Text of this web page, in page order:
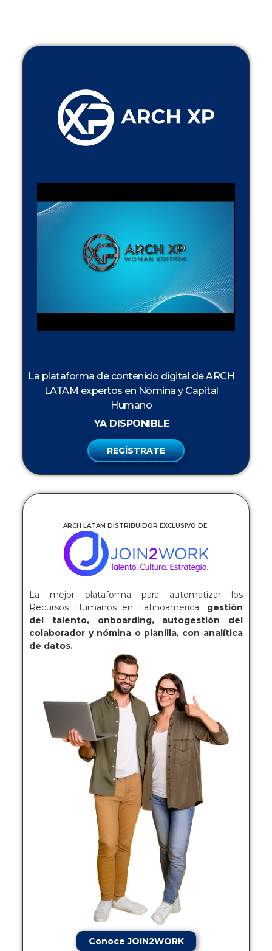
La plataforma de contenido digital de ARCH
LATAM expertos en Nómina y Capital
Humano
YA DISPONIBLE
REGÍSTRATE
ARCH LATAM DISTRIBUIDOR EXCLUSIVO DE:
La mejor plataforma para automatizar los
Recursos Humanos en Latinoamérica: gestión
del talento, onboarding, autogestión del
colaborador y nómina o planilla, con analítica
de datos.
Conoce JOIN2WORK